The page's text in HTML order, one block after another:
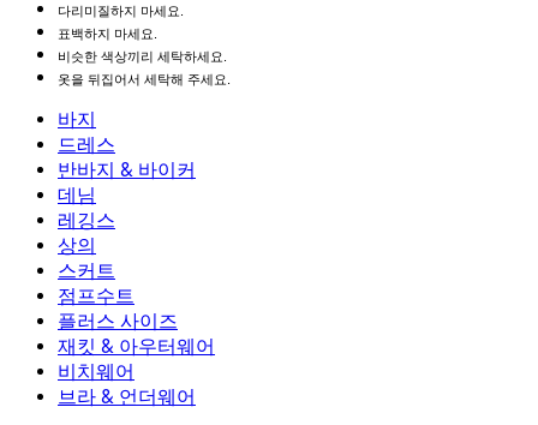
다리미질하지 마세요.
표백하지 마세요.
비슷한 색상끼리 세탁하세요.
옷을 뒤집어서 세탁해 주세요.
바지
바지
조거
작업 바지
플로우 팬츠
드레스
드레스
액티브 드레스
맥시 & 미디 드레스
미니 드레스
반바지 & 바이커
반바지 & 바이커
바이커
데님 반바지
2.5인치 반바지
데님
데님
데님 레깅스
와이드 진
데님 반바지
데님 스커트
레깅스
레깅스
데님 레깅스
힙업 레깅스
요가 레깅스
상의
상의
스포츠 브라
티셔츠
스커트
스커트
액티브 스커트
미니 스커트
맥시 & 미디 스커트
점프수트
점프수트
오버롤
롬퍼
플러스 사이즈
플러스 사이즈
플러스 사이즈 하의
플러스 사이즈 상의
플러스 사이즈 드레스
재킷 & 아우터웨어
재킷 & 아우터웨어
재킷 & 아우터웨어
아우터웨어
비치웨어
비치웨어
수영복 상의
브라 & 언더웨어
브라 & 언더웨어